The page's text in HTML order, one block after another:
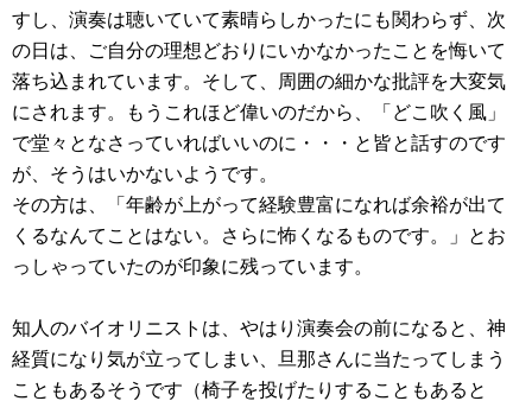
すし、演奏は聴いていて素晴らしかったにも関わらず、次
の日は、ご自分の理想どおりにいかなかったことを悔いて
落ち込まれています。そして、周囲の細かな批評を大変気
にされます。もうこれほど偉いのだから、「どこ吹く風」
で堂々となさっていればいいのに・・・と皆と話すのです
が、そうはいかないようです。
その方は、「年齢が上がって経験豊富になれば余裕が出て
くるなんてことはない。さらに怖くなるものです。」とお
っしゃっていたのが印象に残っています。
知人のバイオリニストは、やはり演奏会の前になると、神
経質になり気が立ってしまい、旦那さんに当たってしまう
こともあるそうです（椅子を投げたりすることもあると